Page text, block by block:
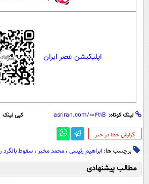
اپلیکیشن عصر ایران
لینک کوتاه: کپی لینک
‌گزارش خطا در خبر
برچسب ها: ابراهیم رئیسی ، محمد مخبر ، سقوط بالگرد
مطالب پیشنهادی